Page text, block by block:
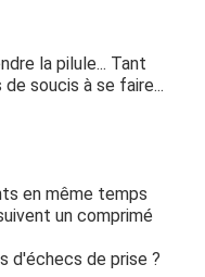
la pilule... Tant
soucis à se faire...
en même temps
un comprimé
d'échecs de prise ?